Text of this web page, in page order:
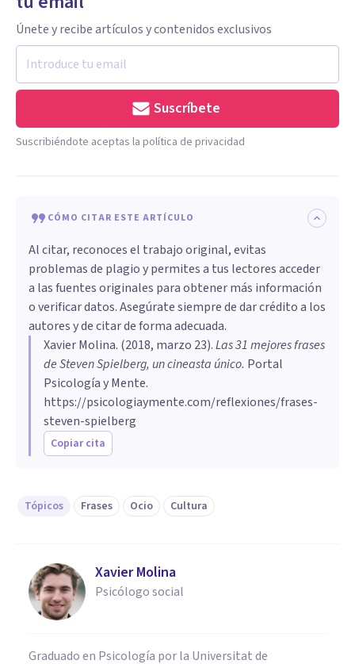
Únete y recibe artículos y contenidos exclusivos
Suscríbete
Suscribiéndote aceptas la política de privacidad
CÓMO CITAR ESTE ARTÍCULO
Al citar, reconoces el trabajo original, evitas
problemas de plagio y permites a tus lectores acceder
a las fuentes originales para obtener más información
o verificar datos. Asegúrate siempre de dar crédito a los
autores y de citar de forma adecuada.
Xavier Molina. (2018, marzo 23).Las 31 mejores frases
de Steven Spielberg, un cineasta único. Portal
Psicología y Mente.
https://psicologiaymente.com/reflexiones/frases-
steven-spielberg
Copiar cita
Tópicos Frases Ocio Cultura
Xavier Molina
Psicólogo social
Graduado en Psicología por la Universitat de